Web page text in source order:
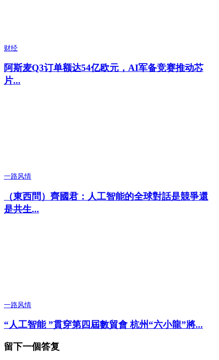
财经
阿斯麦Q3订单额达54亿欧元，AI军备竞赛推动芯
片...
一路风情
（東西問）齊國君：人工智能的全球對話是競爭還
是共生...
一路风情
“人工智能 ”貫穿第四屆數貿會 杭州“六小龍”將...
留下一個答复